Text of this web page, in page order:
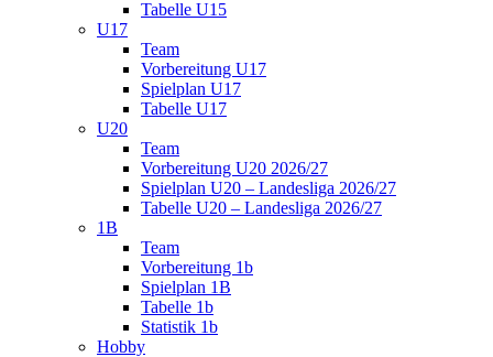
Tabelle U15
U17
Team
Vorbereitung U17
Spielplan U17
Tabelle U17
U20
Team
Vorbereitung U20 2026/27
Spielplan U20 – Landesliga 2026/27
Tabelle U20 – Landesliga 2026/27
1B
Team
Vorbereitung 1b
Spielplan 1B
Tabelle 1b
Statistik 1b
Hobby